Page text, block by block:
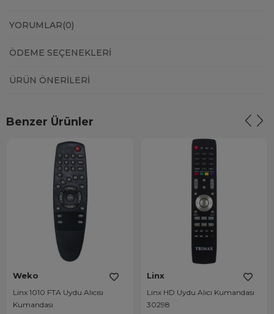
YORUMLAR(0)
ÖDEME SEÇENEKLERI
ÜRÜN ÖNERILERI
Benzer Ürünler
Weko
Linx 1010 FTA Uydu Alıcısı
Kumandası
Linx
Linx HD Uydu Alıcı Kumandası
30298